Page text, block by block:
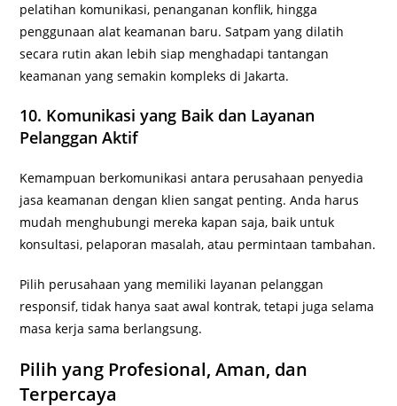
pelatihan komunikasi, penanganan konflik, hingga
penggunaan alat keamanan baru. Satpam yang dilatih
secara rutin akan lebih siap menghadapi tantangan
keamanan yang semakin kompleks di Jakarta.
10. Komunikasi yang Baik dan Layanan
Pelanggan Aktif
Kemampuan berkomunikasi antara perusahaan penyedia
jasa keamanan dengan klien sangat penting. Anda harus
mudah menghubungi mereka kapan saja, baik untuk
konsultasi, pelaporan masalah, atau permintaan tambahan.
Pilih perusahaan yang memiliki layanan pelanggan
responsif, tidak hanya saat awal kontrak, tetapi juga selama
masa kerja sama berlangsung.
Pilih yang Profesional, Aman, dan
Terpercaya